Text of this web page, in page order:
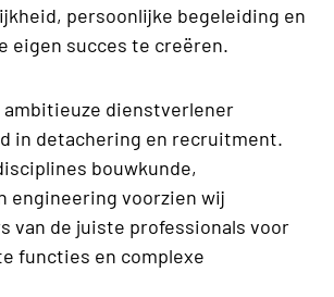
persoonlijke begeleiding en
eigen succes te creëren.
ambitieuze dienstverlener
in detachering en recruitment.
bouwkunde,
engineering voorzien wij
van de juiste professionals voor
functies en complexe